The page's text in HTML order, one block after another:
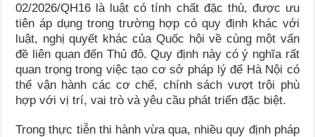
02/2026/QH16 là luật có tính chất đặc thù, được ưu
tiên áp dụng trong trường hợp có quy định khác với
luật, nghị quyết khác của Quốc hội về cùng một vấn
đề liên quan đến Thủ đô. Quy định này có ý nghĩa rất
quan trọng trong việc tạo cơ sở pháp lý để Hà Nội có
thể vận hành các cơ chế, chính sách vượt trội phù
hợp với vị trí, vai trò và yêu cầu phát triển đặc biệt.
Trong thực tiễn thi hành vừa qua, nhiều quy định pháp